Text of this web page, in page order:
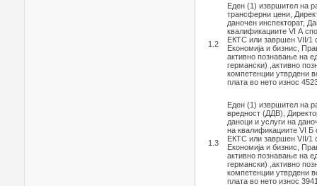
1.2
Еден (1) извршител на
трансферни цени,
даночен инспекторат,
квалификациите VI А
ЕКТС или завршен VII/1
Економија и бизнис,
активно познавање на
германски) ,активно
компетенции утврдени
плата во нето износ
1.3
Еден (1) извршител на
вредност (ДДВ),
даноци и услуги на
на квалификациите VI Б
ЕКТС или завршен VII/1
Економија и бизнис,
активно познавање на
германски) ,активно
компетенции утврдени
плата во нето износ